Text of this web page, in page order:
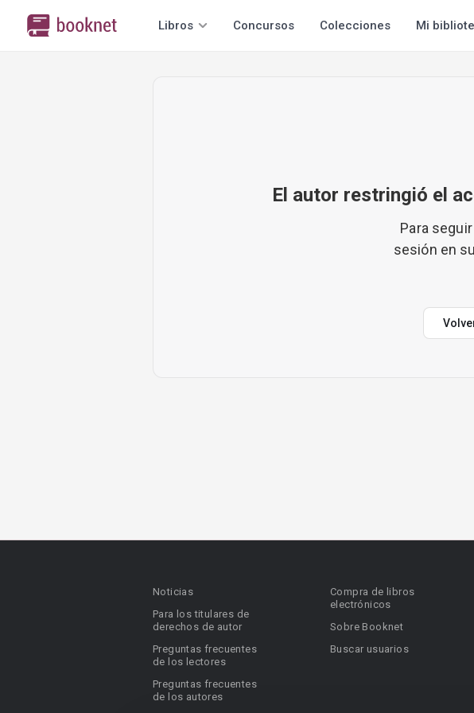
Libros Concursos Colecciones Mi
El autor restringió el
Para
sesión en
Noticias
Para los titulares de
derechos de autor
Preguntas frecuentes
de los lectores
Preguntas frecuentes
de los autores
Compra de libros
electrónicos
Sobre Booknet
Buscar usuarios